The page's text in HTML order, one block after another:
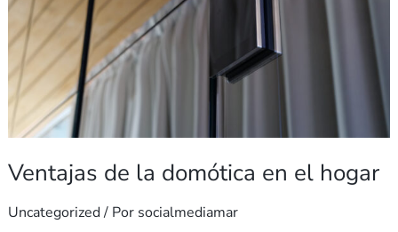
Ventajas de la domótica en el hogar
Uncategorized/ Por socialmediamar
el
hogar